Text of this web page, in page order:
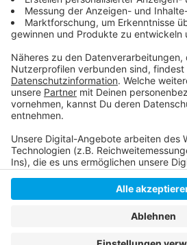
Anzeige
Anzeige